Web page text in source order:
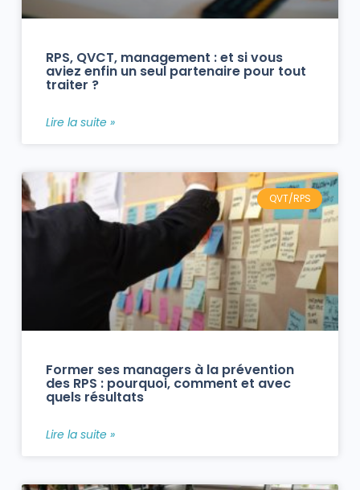
RPS, QVCT, management : et si vous
aviez enfin un seul partenaire pour tout
traiter ?
Lire la suite »
QVT/RPS
Former ses managers à la prévention
des RPS : pourquoi, comment et avec
quels résultats
Lire la suite »